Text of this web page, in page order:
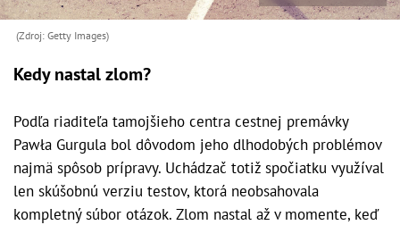
(Zdroj: Getty Images)
Kedy nastal zlom?
Podľa riaditeľa tamojšieho centra cestnej premávky
Pawła Gurgula bol dôvodom jeho dlhodobých problémov
najmä spôsob prípravy. Uchádzač totiž spočiatku využíval
len skúšobnú verziu testov, ktorá neobsahovala
kompletný súbor otázok. Zlom nastal až v momente, keď